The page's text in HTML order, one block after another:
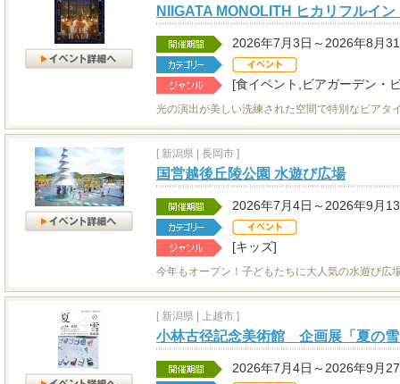
NIIGATA MONOLITH ヒカリフルイ
2026年7月3日～2026年8月
[食イベント,ビアガーデン・
光の演出が美しい洗練された空間で特別なビアタ
[ 新潟県 長岡市 ]
国営越後丘陵公園 水遊び広場
2026年7月4日～2026年9月
[キッズ]
今年もオープン！子どもたちに大人気の水遊び広
[ 新潟県 上越市 ]
小林古径記念美術館 企画展「夏の
2026年7月4日～2026年9月